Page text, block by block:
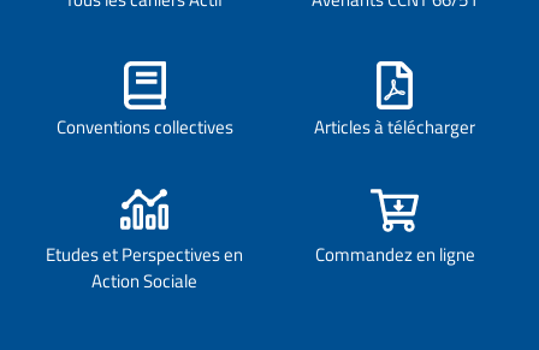
Conventions collectives Articles à télécharger
Etudes et Perspectives en
Action Sociale
Commandez en ligne